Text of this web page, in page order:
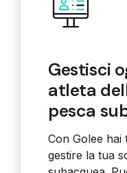
Gestisci
atleta
pesca
Con Golee
gestire la tua